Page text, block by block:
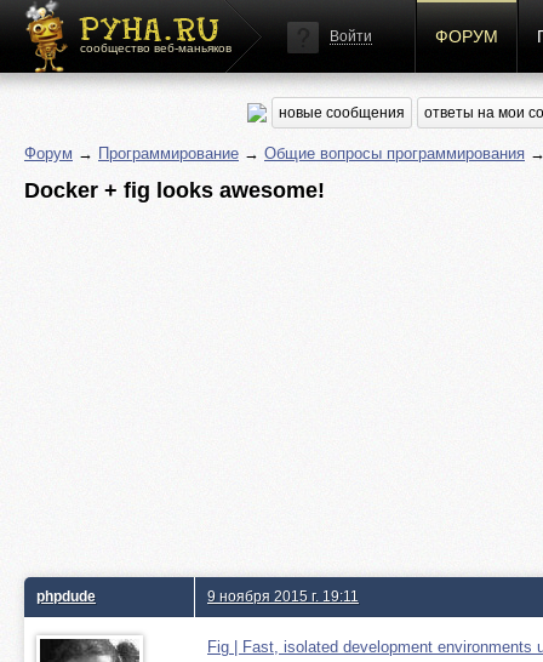
сообщество веб-маньяков
Войти ФОРУМ
новые сообщения ответы на мои
Форум → Программирование → Общие вопросы программирования
Docker + fig looks awesome!
phpdude 9 ноября 2015 г. 19:11
Fig | Fast, isolated development environments